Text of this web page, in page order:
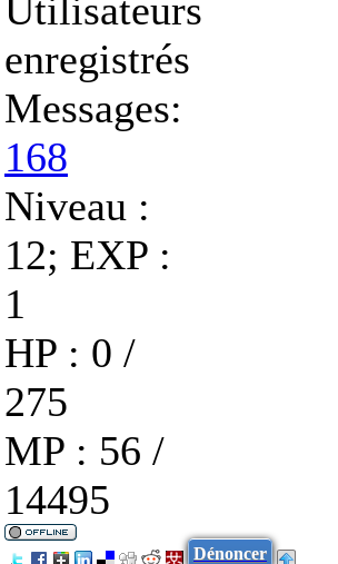
Utilisateurs
enregistrés
Messages:
168
Niveau :
12; EXP :
1
HP : 0 /
275
MP : 56 /
14495
Dénoncer